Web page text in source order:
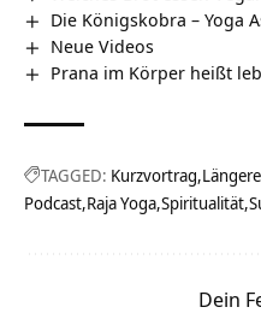
Die Königskobra – Yoga
Neue Videos
Prana im Körper heißt
TAGGED: Kurzvortrag
Podcast Raja Yoga Spiritualität
Dein